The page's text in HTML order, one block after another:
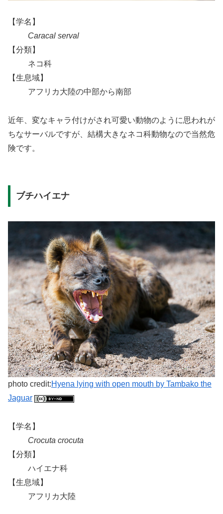
【学名】
Caracal serval
【分類】
ネコ科
【生息域】
アフリカ大陸の中部から南部
近年、変なキャラ付けがされ可愛い動物のように思われが
ちなサーバルですが、結構大きなネコ科動物なので当然危
険です。
ブチハイエナ
photo credit:Hyena lying with open mouth by Tambako the
Jaguar
【学名】
Crocuta crocuta
【分類】
ハイエナ科
【生息域】
アフリカ大陸